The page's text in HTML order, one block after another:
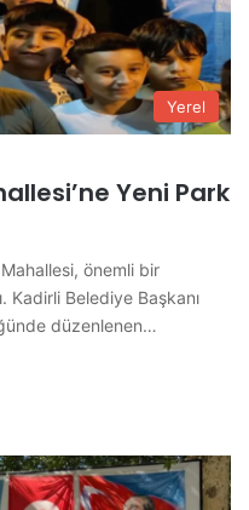
Yerel
Yeni Park
önemli bir
Kadirli Belediye Başkanı
düzenlenen…